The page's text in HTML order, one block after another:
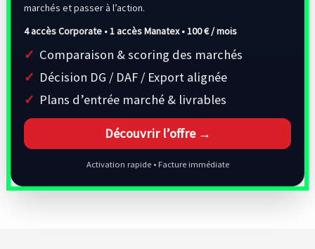
marchés et passer à l’action.
4 accès Corporate • 1 accès Manatex •100 € / mois
Comparaison & scoring des marchés
Décision DG / DAF / Export alignée
Plans d’entrée marché & livrables
Découvrir l’offre →
Activation rapide • Facture immédiate